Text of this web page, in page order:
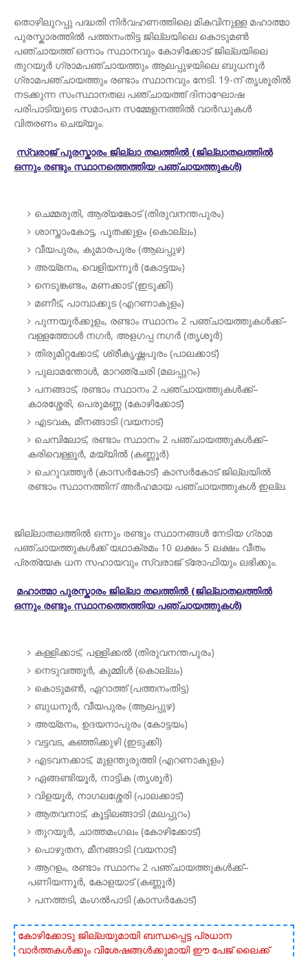
തൊഴിലുറപ്പു പദ്ധതി നിർവഹണത്തിലെ മികവിനുള്ള മഹാത്മാ
പുരസ്കാരത്തിൽ പത്തനംതിട്ട ജില്ലയിലെ കൊടുമൺ
പഞ്ചായത്ത് ഒന്നാം സ്ഥാനവും കോഴിക്കോട് ജില്ലയിലെ
തുറയൂർ ഗ്രാമപഞ്ചായത്തും ആലപ്പുഴയിലെ ബുധനൂർ
ഗ്രാമപഞ്ചായത്തും രണ്ടാം സ്ഥാനവും നേടി. 19-ന് തൃശൂരിൽ
നടക്കുന്ന സംസ്ഥാനതല പഞ്ചായത്ത് ദിനാഘോഷ
പരിപാടിയുടെ സമാപന സമ്മേളനത്തിൽ വാർഡുകൾ
വിതരണം ചെയ്യും.
സ്വരാജ് പുരസ്കാരം ജില്ലാ തലത്തിൽ (ജില്ലാതലത്തിൽ
ഒന്നും രണ്ടും സ്ഥാനത്തെത്തിയ പഞ്ചായത്തുകൾ)
ചെമ്മരുതി, ആര്യങ്കോട് (തിരുവനന്തപുരം)
ശാസ്താംകോട്ട, പൂതക്കുളം (കൊല്ലം)
വീയപുരം, കുമാരപുരം (ആലപ്പുഴ)
അയ്മനം, വെളിയന്നൂർ (കോട്ടയം)
നെടുങ്കണ്ടം, മണക്കാട് (ഇടുക്കി)
മണീട്, പാമ്പാക്കുട (എറണാകുളം)
പുന്നയൂർക്കുളം, രണ്ടാം സ്ഥാനം 2 പഞ്ചായത്തുകൾക്ക്–
വള്ളത്തോൾ നഗർ, അളഗപ്പ നഗർ (തൃശൂർ)
തിരുമിറ്റക്കോട്, ശ്രീകൃഷ്ണപുരം (പാലക്കാട്)
പുലാമന്തോൾ, മാറഞ്ചേരി (മലപ്പുറം)
പനങ്ങാട്, രണ്ടാം സ്ഥാനം 2 പഞ്ചായത്തുകൾക്ക്–
കാരശ്ശേരി, പെരുമണ്ണ (കോഴിക്കോട്)
എടവക, മീനങ്ങാടി (വയനാട്)
ചെമ്പിലോട്, രണ്ടാം സ്ഥാനം 2 പഞ്ചായത്തുകൾക്ക്–
കരിവെള്ളൂർ, മയ്യിൽ (കണ്ണൂർ)
ചെറുവത്തൂർ (കാസർകോട്) കാസർകോട് ജില്ലയിൽ
രണ്ടാം സ്ഥാനത്തിന് അർഹമായ പഞ്ചായത്തുകൾ ഇല്ല.
ജില്ലാതലത്തിൽ ഒന്നും രണ്ടും സ്ഥാനങ്ങൾ നേടിയ ഗ്രാമ
പഞ്ചായത്തുകൾക്ക് യഥാക്രമം 10 ലക്ഷം 5 ലക്ഷം വീതം
പ്രത്യേക ധന സഹായവും സ്വരാജ് ട്രോഫിയും ലഭിക്കും.
മഹാത്മാ പുരസ്കാരം ജില്ലാ തലത്തിൽ (ജില്ലാതലത്തിൽ
ഒന്നും രണ്ടും സ്ഥാനത്തെത്തിയ പഞ്ചായത്തുകൾ)
കള്ളിക്കാട്, പള്ളിക്കൽ (തിരുവനന്തപുരം)
നെടുവത്തൂർ, കുമ്മിൾ (കൊല്ലം)
കൊടുമൺ, ഏറാത്ത് (പത്തനംതിട്ട)
ബുധനൂർ, വീയപുരം (ആലപ്പുഴ)
അയ്മനം, ഉദയനാപുരം (കോട്ടയം)
വട്ടവട, കഞ്ഞിക്കുഴി (ഇടുക്കി)
എടവനക്കാട്, മുളന്തുരുത്തി (എറണാകുളം)
ഏങ്ങണ്ടിയൂർ, നാട്ടിക (തൃശൂർ)
വിളയൂർ, നാഗലശ്ശേരി (പാലക്കാട്)
ആതവനാട്, കൂട്ടിലങ്ങാടി (മലപ്പുറം)
തുറയൂർ, ചാത്തമംഗലം (കോഴിക്കോട്)
പൊഴുതന, മീനങ്ങാടി (വയനാട്)
ആറളം, രണ്ടാം സ്ഥാനം 2 പഞ്ചായത്തുകൾക്ക്–
പണിയന്നൂർ, കോളയാട് (കണ്ണൂർ)
പനത്തടി, മംഗൽപാടി (കാസർകോട്)
കോഴിക്കോടു ജില്ലയുമായി ബന്ധപ്പെട്ട പ്രധാന
വാർത്തകൾക്കും വിശേഷങ്ങൾക്കുമായി ഈ പേജ് ലൈക്ക്